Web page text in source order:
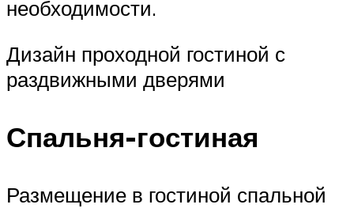
необходимости.
Дизайн проходной гостиной с
раздвижными дверями
Спальня-гостиная
Размещение в гостиной спальной